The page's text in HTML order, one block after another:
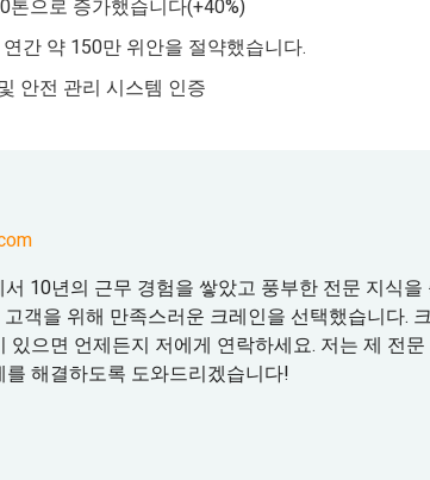
으로 증가했습니다(+40%)
간 약 150만 위안을 절약했습니다.
안전 관리 시스템 인증
10년의 근무 경험을 쌓았고 풍부한 전문 지식을
객을 위해 만족스러운 크레인을 선택했습니다.
있으면 언제든지 저에게 연락하세요. 저는 제 전문
해결하도록 도와드리겠습니다!